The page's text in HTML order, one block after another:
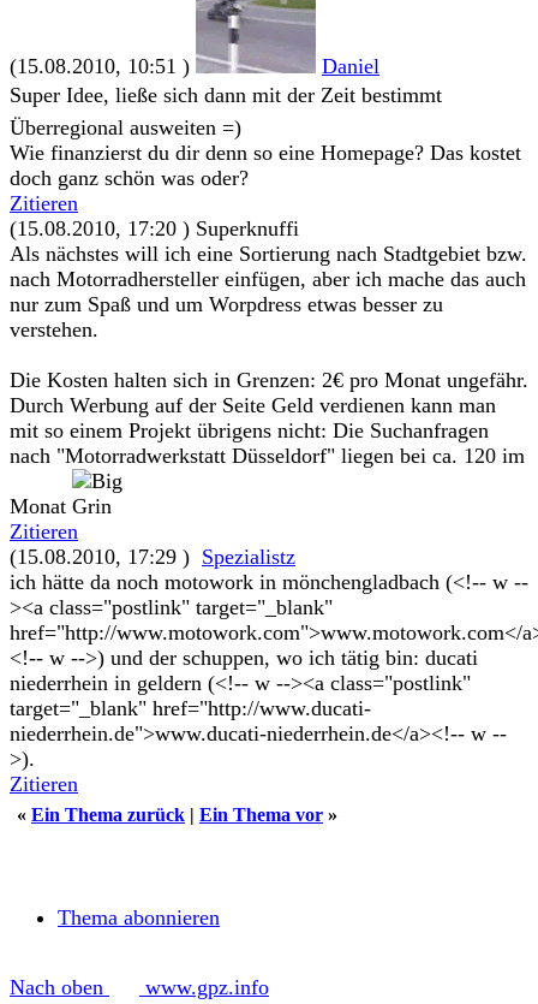
(15.08.2010, 10:51 )
Daniel
Super Idee, ließe sich dann mit der Zeit bestimmt
Überregional ausweiten =)
Wie finanzierst du dir denn so eine Homepage? Das kostet
doch ganz schön was oder?
Zitieren
(15.08.2010, 17:20 ) Superknuffi
Als nächstes will ich eine Sortierung nach Stadtgebiet bzw.
nach Motorradhersteller einfügen, aber ich mache das auch
nur zum Spaß und um Worpdress etwas besser zu
verstehen.
Die Kosten halten sich in Grenzen: 2€ pro Monat ungefähr.
Durch Werbung auf der Seite Geld verdienen kann man
mit so einem Projekt übrigens nicht: Die Suchanfragen
nach "Motorradwerkstatt Düsseldorf" liegen bei ca. 120 im
Monat
Zitieren
(15.08.2010, 17:29 ) Spezialistz
ich hätte da noch motowork in mönchengladbach (<!-- w --
><a class="postlink" target="_blank"
href="http://www.motowork.com">www.motowork.com</
<!-- w -->) und der schuppen, wo ich tätig bin: ducati
niederrhein in geldern (<!-- w --><a class="postlink"
target="_blank" href="http://www.ducati-
niederrhein.de">www.ducati-niederrhein.de</a><!-- w --
>).
Zitieren
« Ein Thema zurück | Ein Thema vor »
Thema abonnieren
Nach oben
www.gpz.info